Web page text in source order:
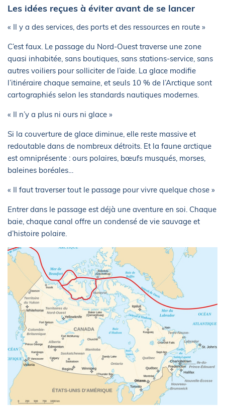
Les idées reçues à éviter avant de se lancer
« Il y a des services, des ports et des ressources en route »
C’est faux. Le passage du Nord-Ouest traverse une zone
quasi inhabitée, sans boutiques, sans stations-service, sans
autres voiliers pour solliciter de l’aide. La glace modifie
l’itinéraire chaque semaine, et seuls 10 % de l’Arctique sont
cartographiés selon les standards nautiques modernes.
« Il n’y a plus ni ours ni glace »
Si la couverture de glace diminue, elle reste massive et
redoutable dans de nombreux détroits. Et la faune arctique
est omniprésente : ours polaires, bœufs musqués, morses,
baleines boréales…
« Il faut traverser tout le passage pour vivre quelque chose »
Entrer dans le passage est déjà une aventure en soi. Chaque
baie, chaque canal offre un condensé de vie sauvage et
d’histoire polaire.